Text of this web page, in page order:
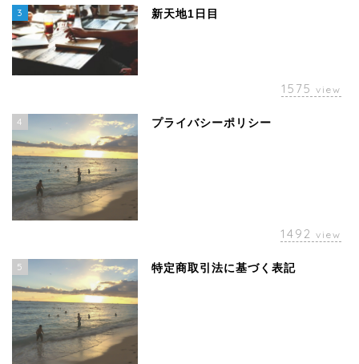
3 新天地1日目
1575 view
4 プライバシーポリシー
1492 view
5 特定商取引法に基づく表記